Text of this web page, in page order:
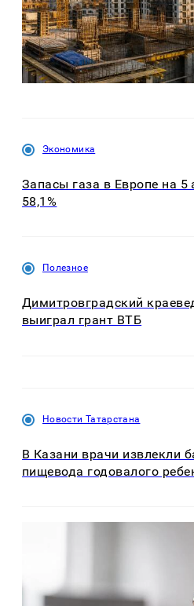
Экономика
Запасы газа в Европе на 5
58,1%
Полезное
Димитровградский
выиграл грант ВТБ
Новости Татарстана
В Казани врачи извлекли
пищевода годовалого